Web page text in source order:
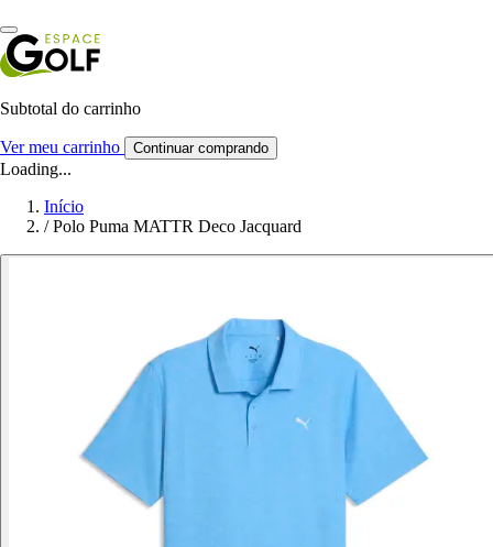
Subtotal do carrinho
Ver meu carrinho Continuar comprando
Loading...
Início
/ Polo Puma MATTR Deco Jacquard